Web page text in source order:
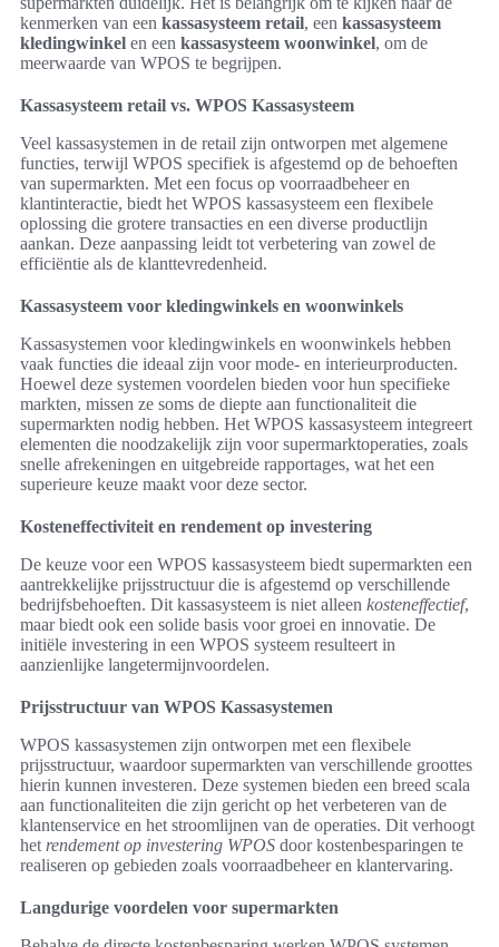
kenmerken van een kassasysteem retail, een kassasysteem
kledingwinkel en een kassasysteem woonwinkel, om de
meerwaarde van WPOS te begrijpen.
Kassasysteem retail vs. WPOS Kassasysteem
Veel kassasystemen in de retail zijn ontworpen met algemene
functies, terwijl WPOS specifiek is afgestemd op de behoeften
van supermarkten. Met een focus op voorraadbeheer en
klantinteractie, biedt het WPOS kassasysteem een flexibele
oplossing die grotere transacties en een diverse productlijn
aankan. Deze aanpassing leidt tot verbetering van zowel de
efficiëntie als de klanttevredenheid.
Kassasysteem voor kledingwinkels en woonwinkels
Kassasystemen voor kledingwinkels en woonwinkels hebben
vaak functies die ideaal zijn voor mode- en interieurproducten.
Hoewel deze systemen voordelen bieden voor hun specifieke
markten, missen ze soms de diepte aan functionaliteit die
supermarkten nodig hebben. Het WPOS kassasysteem integreert
elementen die noodzakelijk zijn voor supermarktoperaties, zoals
snelle afrekeningen en uitgebreide rapportages, wat het een
superieure keuze maakt voor deze sector.
Kosteneffectiviteit en rendement op investering
De keuze voor een WPOS kassasysteem biedt supermarkten een
aantrekkelijke prijsstructuur die is afgestemd op verschillende
bedrijfsbehoeften. Dit kassasysteem is niet alleen kosteneffectief,
maar biedt ook een solide basis voor groei en innovatie. De
initiële investering in een WPOS systeem resulteert in
aanzienlijke langetermijnvoordelen.
Prijsstructuur van WPOS Kassasystemen
WPOS kassasystemen zijn ontworpen met een flexibele
prijsstructuur, waardoor supermarkten van verschillende groottes
hierin kunnen investeren. Deze systemen bieden een breed scala
aan functionaliteiten die zijn gericht op het verbeteren van de
klantenservice en het stroomlijnen van de operaties. Dit verhoogt
het rendement op investering WPOS door kostenbesparingen te
realiseren op gebieden zoals voorraadbeheer en klantervaring.
Langdurige voordelen voor supermarkten